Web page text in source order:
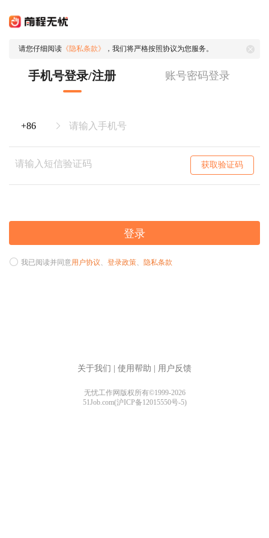
请您仔细阅读 《隐私条款》 ，我们将严格按照协议为您服务。
手机号登录/注册 账号密码登录
获取验证码
登录
我已阅读并同意用户协议、 登录政策、 隐私条款
关于我们 使用帮助 用户反馈
无忧工作网版权所有©1999-2026
51Job.com(沪ICP备12015550号-5)